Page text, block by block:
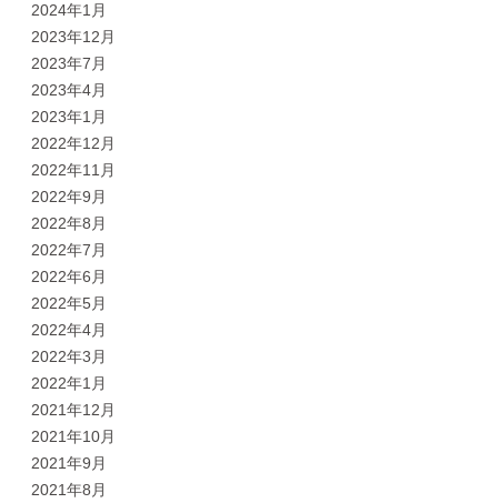
2024年1月
2023年12月
2023年7月
2023年4月
2023年1月
2022年12月
2022年11月
2022年9月
2022年8月
2022年7月
2022年6月
2022年5月
2022年4月
2022年3月
2022年1月
2021年12月
2021年10月
2021年9月
2021年8月